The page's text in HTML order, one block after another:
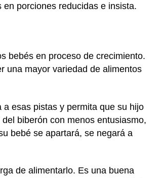
porciones reducidas e insista.
bebés en proceso de crecimiento.
una mayor variedad de alimentos
esas pistas y permita que su hijo
biberón con menos entusiasmo,
bebé se apartará, se negará a
de alimentarlo. Es una buena